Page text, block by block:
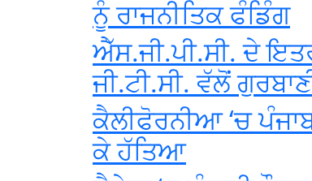
ਨੂੰ ਰਾਜਨੀਤਿਕ ਫੰਡਿੰਗ
ਐੱਸ.ਜੀ.ਪੀ.ਸੀ. ਦੇ
ਜੀ.ਟੀ.ਸੀ. ਵੱਲੋਂ
ਕੈਲੀਫੋਰਨੀਆ ‘ਚ
ਕੇ ਹੱਤਿਆ